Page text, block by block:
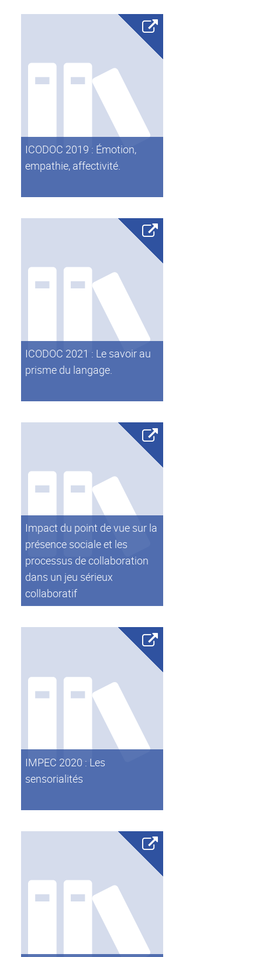
ICODOC 2019 : Émotion,
empathie, affectivité.
ICODOC 2021 : Le savoir au
prisme du langage.
Impact du point de vue sur la
présence sociale et les
processus de collaboration
dans un jeu sérieux
collaboratif
IMPEC 2020 : Les
sensorialités